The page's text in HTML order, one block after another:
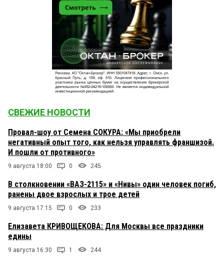
СВЕЖИЕ НОВОСТИ
Провал-шоу от Семена СОКУРА: «Мы приобрели
негативный опыт того, как нельзя управлять франшизой.
И пошли от противного»
9 августа 18:00 0 245
В столкновении «ВАЗ-2115» и «Нивы» один человек погиб,
ранены двое взрослых и трое детей
9 августа 17:15 0 233
Елизавета КРИВОЩЕКОВА: Для Москвы все праздники
едины
9 августа 16:30 1 244